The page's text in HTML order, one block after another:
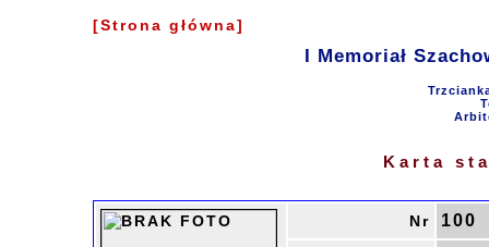
[Strona główna]
I Memoriał
Karta
Nr 100